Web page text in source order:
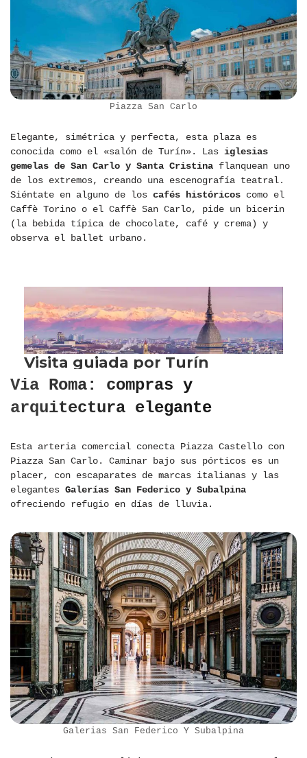
Piazza San Carlo
Elegante, simétrica y perfecta, esta plaza es
conocida como el «salón de Turín». Las iglesias
gemelas de San Carlo y Santa Cristina flanquean uno
de los extremos, creando una escenografía teatral.
Siéntate en alguno de los cafés históricos como el
Caffè Torino o el Caffè San Carlo, pide un bicerin
(la bebida típica de chocolate, café y crema) y
observa el ballet urbano.
Via Roma: compras y
arquitectura elegante
Esta arteria comercial conecta Piazza Castello con
Piazza San Carlo. Caminar bajo sus pórticos es un
placer, con escaparates de marcas italianas y las
elegantes Galerías San Federico y Subalpina
ofreciendo refugio en días de lluvia.
Galerias San Federico Y Subalpina